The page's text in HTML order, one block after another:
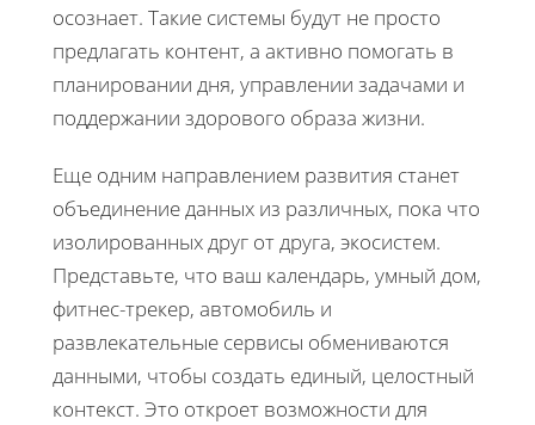
осознает. Такие системы будут не просто
предлагать контент, а активно помогать в
планировании дня, управлении задачами и
поддержании здорового образа жизни.
Еще одним направлением развития станет
объединение данных из различных, пока что
изолированных друг от друга, экосистем.
Представьте, что ваш календарь, умный дом,
фитнес-трекер, автомобиль и
развлекательные сервисы обмениваются
данными, чтобы создать единый, целостный
контекст. Это откроет возможности для